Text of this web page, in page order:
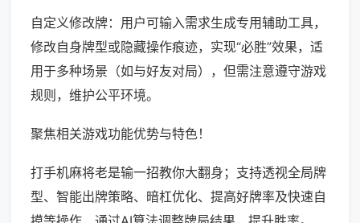
自定义修改牌：用户可输入需求生成专用辅助工具，
修改自身牌型或隐藏操作痕迹，实现“必胜”效果，适
用于多种场景（如与好友对局），但需注意遵守游戏
规则，维护公平环境。
聚焦相关游戏功能优势与特色！
打手机麻将老是输一招教你大翻身；支持透视全局牌
型、智能出牌策略、暗杠优化、提高好牌率及快速自